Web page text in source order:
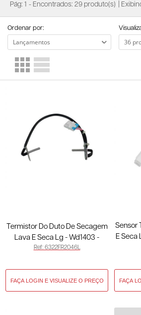
Pág: 1 - Encontrados: 29 produto(s) |
Ordenar por:
Termistor Do Duto De Secagem
Lava E Seca Lg - Wd1403 -
Original 6322FR2046L
Ref: 6322FR2046L
Sensor
E Seca